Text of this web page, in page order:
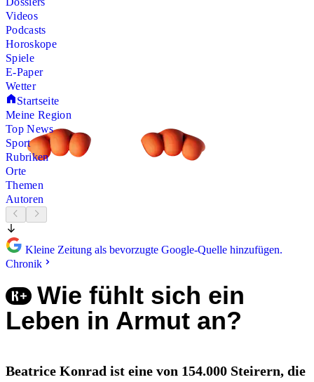
Videos
Podcasts
Horoskope
Spiele
E-Paper
Wetter
Startseite
Meine Region
Top News
Sport
Rubriken
Orte
Themen
Autoren
Kleine Zeitung als bevorzugte Google-Quelle hinzufügen.
Chronik
Wie fühlt sich ein
Leben in Armut an?
Beatrice Konrad ist eine von 154.000 Steirern, die